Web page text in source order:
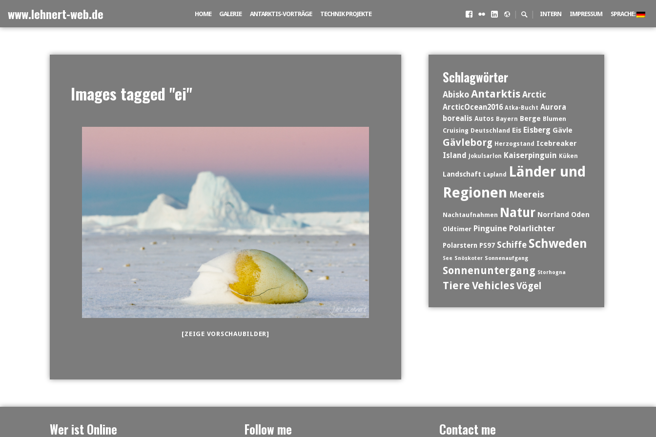
Inhalt
springen
www.lehnert-web.de HOME GALERIE ANTARKTIS-VORTRÄGE TECHNIK PROJEKTE Facebook
FlickrLinkedIN
500px
| Suchschalter
| INTERN IMPRESSUM SPRACHE:
Images tagged "ei"
[ZEIGE VORSCHAUBILDER]
Schlagwörter
Abisko Antarktis Arctic
ArcticOcean2016 Atka-Bucht Aurora
borealis Autos Bayern Berge Blumen
Cruising Deutschland Eis Eisberg Gävle
Gävleborg Herzogstand Icebreaker
Island Jokulsarlon Kaiserpinguin Küken
Landschaft Lapland
Länder und
Regionen Meereis
Nachtaufnahmen Natur Norrland Oden
Oldtimer Pinguine Polarlichter
Polarstern PS97 Schiffe Schweden
See Snöskoter Sonnenaufgang
Sonnenuntergang Storhogna
Tiere VehiclesVögel
Wer ist Online Follow me Contact me